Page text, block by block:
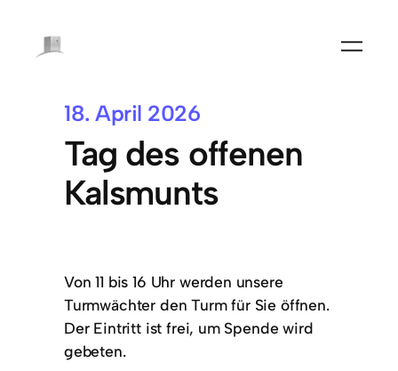
18. April 2026
Tag des offenen
Kalsmunts
Von 11 bis 16 Uhr werden unsere
Turmwächter den Turm für Sie öffnen.
Der Eintritt ist frei, um Spende wird
gebeten.